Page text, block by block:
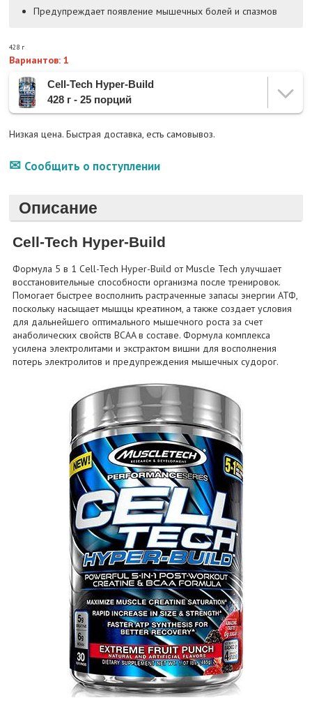
Предупреждает появление мышечных болей и спазмов
428 г
Вариантов: 1
Cell-Tech Hyper-Build
428 г - 25 порций
Низкая цена. Быстрая доставка, есть самовывоз.
Сообщить о поступлении
Описание
Cell-Tech Hyper-Build
Формула 5 в 1 Cell-Tech Hyper-Build от Muscle Tech улучшает
восстановительные способности организма после тренировок.
Помогает быстрее восполнить растраченные запасы энергии АТФ,
поскольку насыщает мышцы креатином, а также создает условия
для дальнейшего оптимального мышечного роста за счет
анаболических свойств BCAA в составе. Формула комплекса
усилена электролитами и экстрактом вишни для восполнения
потерь электролитов и предупреждения мышечных судорог.